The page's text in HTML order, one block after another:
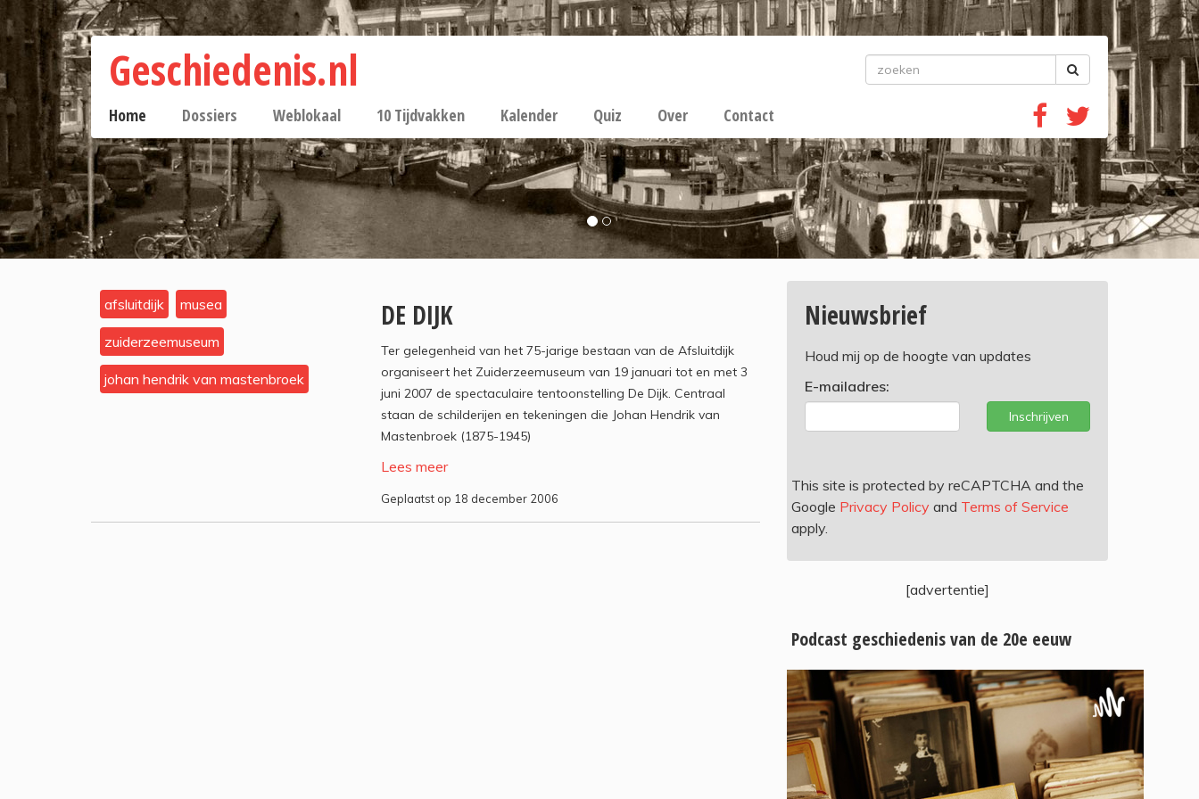
Geschiedenis.nl
Home Dossiers Weblokaal 10 Tijdvakken Kalender Quiz Over Contact
afsluitdijk musea
zuiderzeemuseum
johan hendrik van mastenbroek
DE DIJK
Ter gelegenheid van het 75-jarige bestaan van de Afsluitdijk
organiseert het Zuiderzeemuseum van 19 januari tot en met 3
juni 2007 de spectaculaire tentoonstelling De Dijk. Centraal
staan de schilderijen en tekeningen die Johan Hendrik van
Mastenbroek (1875-1945)
Lees meer
Geplaatst op 18 december 2006
Nieuwsbrief
Houd mij op de hoogte van updates
E-mailadres:
Inschrijven
This site is protected by reCAPTCHA and the
Google Privacy Policy and Terms of Service
apply.
[advertentie]
Podcast geschiedenis van de 20e eeuw